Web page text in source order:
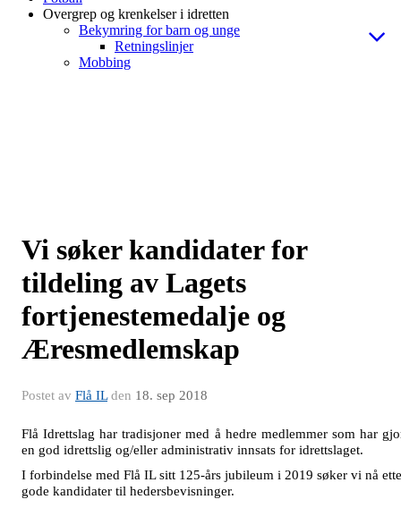
Overgrep og krenkelser i idretten
Bekymring for barn og unge
Retningslinjer
Mobbing
Vi søker kandidater for
tildeling av Lagets
fortjenestemedalje og
Æresmedlemskap
Postet av Flå ILden 18. sep 2018
Flå Idrettslag har tradisjoner med å hedre medlemmer som har
en god idrettslig og/eller administrativ innsats for idrettslaget.
I forbindelse med Flå IL sitt 125-års jubileum i 2019 søker vi nå
gode kandidater til hedersbevisninger.